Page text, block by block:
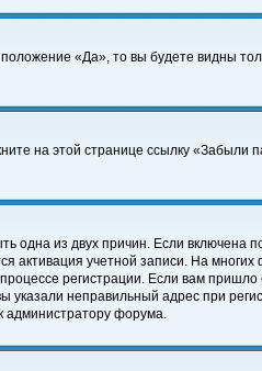
«Да», то вы будете видны
на этой странице ссылку
одна из двух причин. Если включена
активация учетной записи. На
регистрации. Если вам
неправильный адрес при
администратору форума.